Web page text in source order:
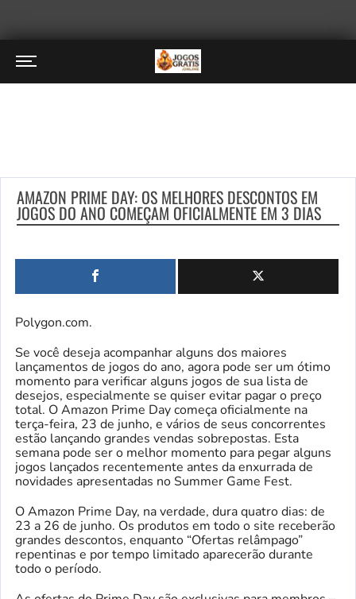
AMAZON PRIME DAY: OS MELHORES DESCONTOS EM
JOGOS DO ANO COMEÇAM OFICIALMENTE EM 3 DIAS
Polygon.com.
Se você deseja acompanhar alguns dos maiores
lançamentos de jogos do ano, agora pode ser um ótimo
momento para verificar alguns jogos de sua lista de
desejos, especialmente se quiser evitar pagar o preço
total. O Amazon Prime Day começa oficialmente na
terça-feira, 23 de junho, e vários de seus concorrentes
estão lançando grandes vendas sobrepostas. Esta
semana pode ser o melhor momento para pegar alguns
jogos lançados recentemente antes da enxurrada de
novidades apresentadas no Summer Game Fest.
O Amazon Prime Day, na verdade, dura quatro dias: de
23 a 26 de junho. Os produtos em todo o site receberão
grandes descontos, enquanto “Ofertas relâmpago”
repentinas e por tempo limitado aparecerão durante
todo o período.